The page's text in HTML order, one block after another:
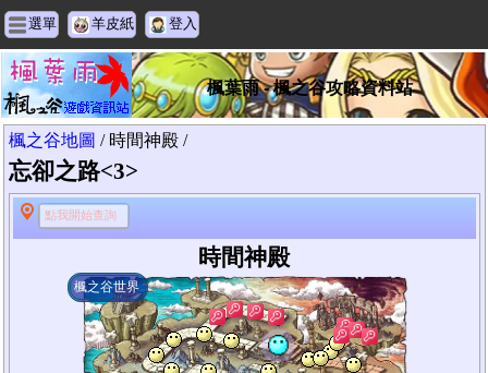
選單 羊皮紙 登入
楓葉雨 - 楓之谷攻略資料站
楓之谷地圖 / 時間神殿 /
忘卻之路<3>
點我開始查詢
時間神殿
楓之谷世界